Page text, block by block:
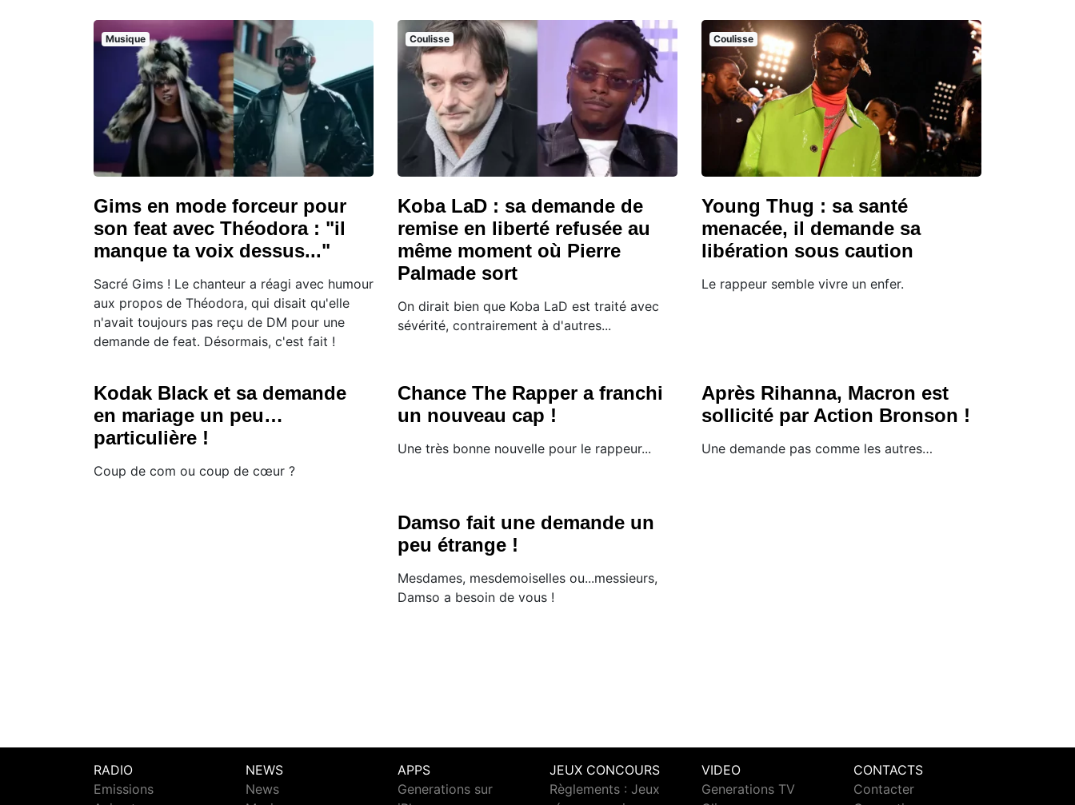
Musique
Gims en mode forceur pour
son feat avec Théodora : "il
manque ta voix dessus..."
Sacré Gims ! Le chanteur a réagi avec humour
aux propos de Théodora, qui disait qu'elle
n'avait toujours pas reçu de DM pour une
demande de feat. Désormais, c'est fait !
Coulisse
Koba LaD : sa demande de
remise en liberté refusée au
même moment où Pierre
Palmade sort
On dirait bien que Koba LaD est traité avec
sévérité, contrairement à d'autres...
Coulisse
Young Thug : sa santé
menacée, il demande sa
libération sous caution
Le rappeur semble vivre un enfer.
Kodak Black et sa demande
en mariage un peu…
particulière !
Coup de com ou coup de cœur ?
Chance The Rapper a franchi
un nouveau cap !
Une très bonne nouvelle pour le rappeur...
Après Rihanna, Macron est
sollicité par Action Bronson !
Une demande pas comme les autres…
Damso fait une demande un
peu étrange !
Mesdames, mesdemoiselles ou...messieurs,
Damso a besoin de vous !
RADIO
Emissions
NEWS
News
APPS
Generations sur
JEUX CONCOURS
Règlements : Jeux
VIDEO
Generations TV
CONTACTS
Contacter